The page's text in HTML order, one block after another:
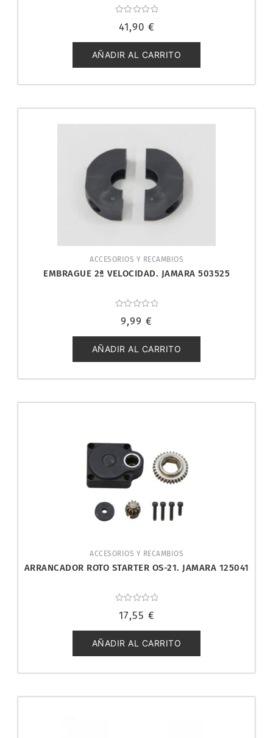
con
de
5
41,90 €
AÑADIR AL CARRITO
ACCESORIOS Y RECAMBIOS
EMBRAGUE 2ª VELOCIDAD. JAMARA 503525
con
de
5
9,99 €
AÑADIR AL CARRITO
ACCESORIOS Y RECAMBIOS
ARRANCADOR ROTO STARTER OS-21. JAMARA 125041
con
de
5
17,55 €
AÑADIR AL CARRITO